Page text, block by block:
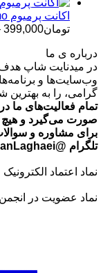
اکانت پرمیوم Puzzmo - سایت پازل و بازی های فکری
تومان399,000
درباره ی ما
در میدنایت شاپ هدف
وب‌سایت‌ها و
گرامی، را به
تمام فعالیت‌های ما
صورت می‌گیرد و هیچ
برای مشاوره و
تلگرام @ArmanLaghaei در ارتباط باشید.
نماد اعتماد الکترونیک
نماد عضویت در